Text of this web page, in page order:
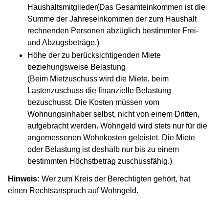
Haushaltsmitglieder(Das Gesamteinkommen ist die
Summe der Jahreseinkommen der zum Haushalt
rechnenden Personen abzüglich bestimmter Frei-
und Abzugsbeträge.)
Höhe der zu berücksichtigenden Miete
beziehungsweise Belastung
(Beim Mietzuschuss wird die Miete, beim
Lastenzuschuss die finanzielle Belastung
bezuschusst. Die Kosten müssen vom
Wohnungsinhaber selbst, nicht von einem Dritten,
aufgebracht werden. Wohngeld wird stets nur für die
angemessenen Wohnkosten geleistet. Die Miete
oder Belastung ist deshalb nur bis zu einem
bestimmten Höchstbetrag zuschussfähig.)
Hinweis: Wer zum Kreis der Berechtigten gehört, hat
einen Rechtsanspruch auf Wohngeld.